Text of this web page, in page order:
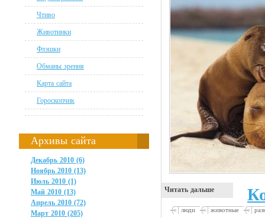
Чтиво
Животинки
Флэшки
Обманы зрения
Карта сайта
Гороскопчик
Архивы сайта
Декабрь 2010 (6)
Ноябрь 2010 (13)
Июль 2010 (1)
Май 2010 (13)
Апрель 2010 (72)
Март 2010 (205)
Читать дальше
люди животные